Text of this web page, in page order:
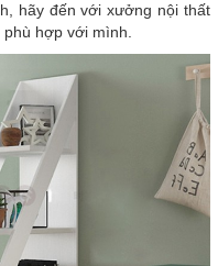
hãy đến với xưởng nội thất
hợp với mình.